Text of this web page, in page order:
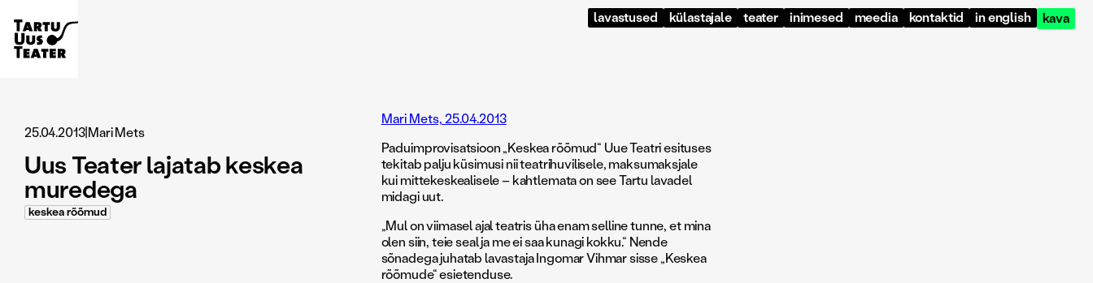
lavastused külastajale teater inimesed meedia kontaktid in english kava
25.04.2013|Mari Mets
Uus Teater lajatab keskea
muredega
keskea rõõmud
Mari Mets, 25.04.2013
Paduimprovisatsioon „Keskea rõõmud“ Uue Teatri esituses
tekitab palju küsimusi nii teatrihuvilisele, maksumaksjale
kui mittekeskealisele – kahtlemata on see Tartu lavadel
midagi uut.
„Mul on viimasel ajal teatris üha enam selline tunne, et mina
olen siin, teie seal ja me ei saa kunagi kokku.“ Nende
sõnadega juhatab lavastaja Ingomar Vihmar sisse „Keskea
rõõmude“ esietenduse.